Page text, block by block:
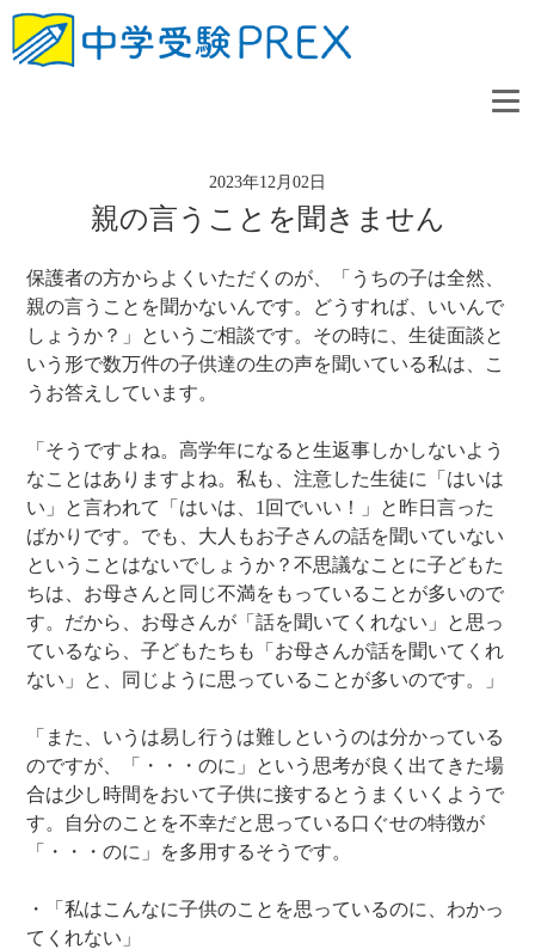
2023年12月02日
親の言うことを聞きません
保護者の方からよくいただくのが、「うちの子は全然、
親の言うことを聞かないんです。どうすれば、いいんで
しょうか？」というご相談です。その時に、生徒面談と
いう形で数万件の子供達の生の声を聞いている私は、こ
うお答えしています。
「そうですよね。高学年になると生返事しかしないよう
なことはありますよね。私も、注意した生徒に「はいは
い」と言われて「はいは、1回でいい！」と昨日言った
ばかりです。でも、大人もお子さんの話を聞いていない
ということはないでしょうか？不思議なことに子どもた
ちは、お母さんと同じ不満をもっていることが多いので
す。だから、お母さんが「話を聞いてくれない」と思っ
ているなら、子どもたちも「お母さんが話を聞いてくれ
ない」と、同じように思っていることが多いのです。」
「また、いうは易し行うは難しというのは分かっている
のですが、「・・・のに」という思考が良く出てきた場
合は少し時間をおいて子供に接するとうまくいくようで
す。自分のことを不幸だと思っている口ぐせの特徴が
「・・・のに」を多用するそうです。
・「私はこんなに子供のことを思っているのに、わかっ
てくれない」